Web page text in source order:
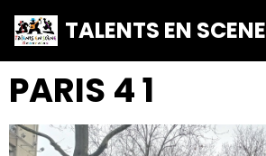
TALENTS EN SCENE
PARIS 4 1